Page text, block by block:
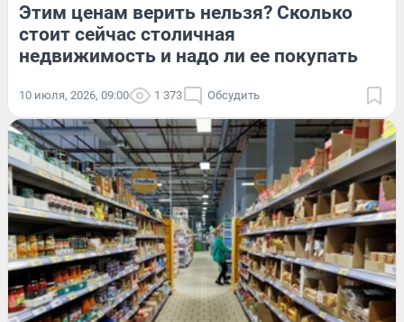
Этим ценам верить нельзя? Сколько
стоит сейчас столичная
недвижимость и надо ли ее покупать
10 июля, 2026, 09:00 1 373 Обсудить